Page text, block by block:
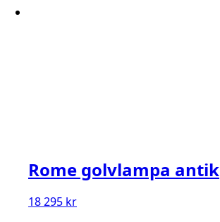
Rome golvlampa antik
18 295 kr